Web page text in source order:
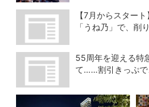
【7月からスター
「うね乃」で、削
55周年を迎える特
て……割引きっぷで